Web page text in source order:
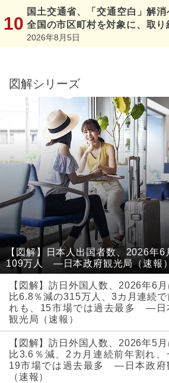
国土交通省、「交通空白」解消
全国の市区町村を対象に、取り
2026年8月5日
図解シリーズ
【図解】日本人出国者数、2026年
109万人 ―日本政府観光局（速報）
【図解】訪日外国人数、2026年6
比6.8％減の315万人、3カ月連続で
れも、15市場では過去最多 ―日
観光局（速報）
【図解】訪日外国人数、2026年5
比3.6％減、2カ月連続前年割れ、
19市場では過去最多 ―日本政府
（速報）